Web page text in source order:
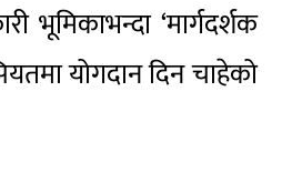
भूमिकाभन्दा ‘मार्गदर्शक
योगदान दिन चाहेको